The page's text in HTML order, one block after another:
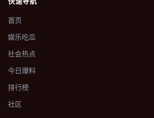
首页
娱乐吃瓜
社会热点
今日爆料
排行榜
社区